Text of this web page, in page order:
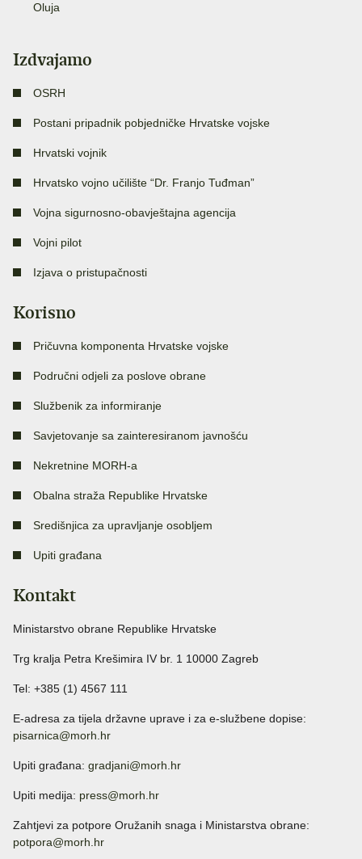
Oluja
Izdvajamo
OSRH
Postani pripadnik pobjedničke Hrvatske vojske
Hrvatski vojnik
Hrvatsko vojno učilište “Dr. Franjo Tuđman”
Vojna sigurnosno-obavještajna agencija
Vojni pilot
Izjava o pristupačnosti
Korisno
Pričuvna komponenta Hrvatske vojske
Područni odjeli za poslove obrane
Službenik za informiranje
Savjetovanje sa zainteresiranom javnošću
Nekretnine MORH-a
Obalna straža Republike Hrvatske
Središnjica za upravljanje osobljem
Upiti građana
Kontakt
Ministarstvo obrane Republike Hrvatske
Trg kralja Petra Krešimira IV br. 1 10000 Zagreb
Tel: +385 (1) 4567 111
E-adresa za tijela državne uprave i za e-službene dopise:
pisarnica@morh.hr
Upiti građana: gradjani@morh.hr
Upiti medija: press@morh.hr
Zahtjevi za potpore Oružanih snaga i Ministarstva obrane:
potpora@morh.hr